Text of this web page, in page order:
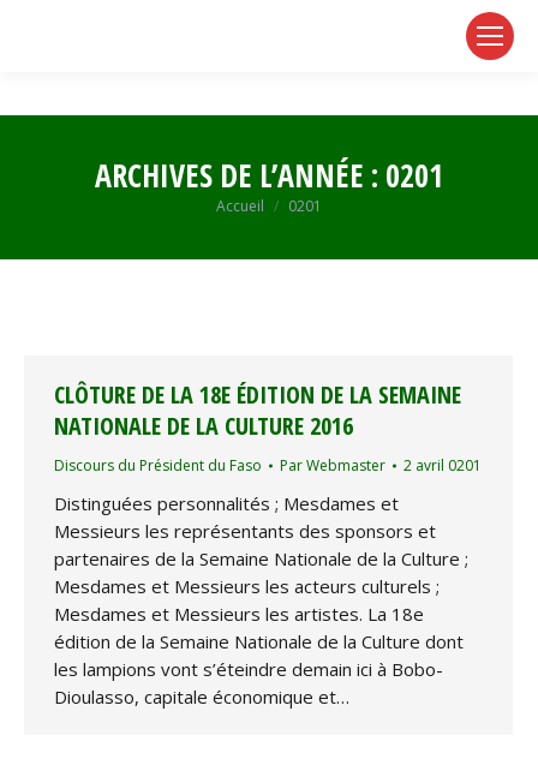
ARCHIVES DE L’ANNÉE : 0201
Vous êtes ici :
Accueil 0201
CLÔTURE DE LA 18E ÉDITION DE LA SEMAINE
NATIONALE DE LA CULTURE 2016
Discours du Président du Faso ParWebmaster 2 avril 0201
Distinguées personnalités ; Mesdames et
Messieurs les représentants des sponsors et
partenaires de la Semaine Nationale de la Culture ;
Mesdames et Messieurs les acteurs culturels ;
Mesdames et Messieurs les artistes. La 18e
édition de la Semaine Nationale de la Culture dont
les lampions vont s’éteindre demain ici à Bobo-
Dioulasso, capitale économique et…